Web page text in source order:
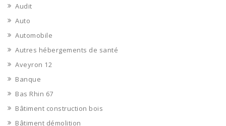
Audit
Auto
Automobile
Autres hébergements de santé
Aveyron 12
Banque
Bas Rhin 67
Bâtiment construction bois
Bâtiment démolition